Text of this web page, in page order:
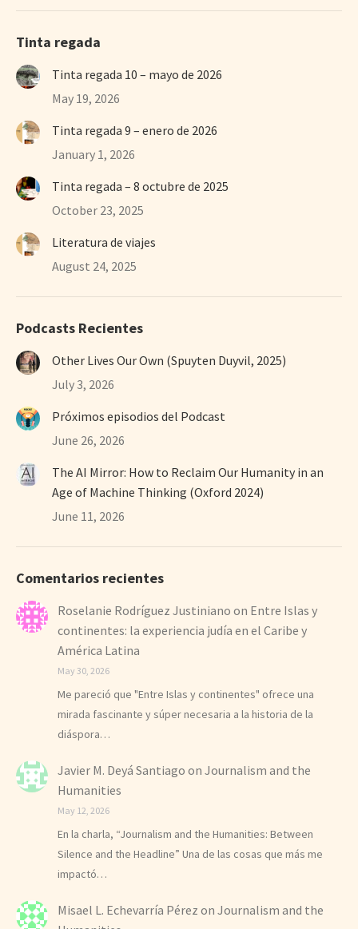
Tinta regada
Tinta regada 10 – mayo de 2026
May 19, 2026
Tinta regada 9 – enero de 2026
January 1, 2026
Tinta regada – 8 octubre de 2025
October 23, 2025
Literatura de viajes
August 24, 2025
Podcasts Recientes
Other Lives Our Own (Spuyten Duyvil, 2025)
July 3, 2026
Próximos episodios del Podcast
June 26, 2026
The AI Mirror: How to Reclaim Our Humanity in an
Age of Machine Thinking (Oxford 2024)
June 11, 2026
Comentarios recientes
Roselanie Rodríguez Justiniano on Entre Islas y
continentes: la experiencia judía en el Caribe y
América Latina
May 30, 2026
Me pareció que "Entre Islas y continentes" ofrece una
mirada fascinante y súper necesaria a la historia de la
diáspora…
Javier M. Deyá Santiago on Journalism and the
Humanities
May 12, 2026
En la charla, “Journalism and the Humanities: Between
Silence and the Headline” Una de las cosas que más me
impactó…
Misael L. Echevarría Pérez on Journalism and the